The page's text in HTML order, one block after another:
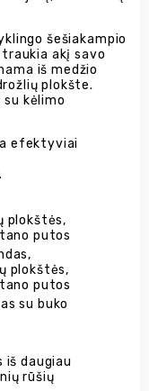
šešiakampio
akį savo
iš medžio
plokšte.
kėlimo
efektyviai
plokštės,
putos
plokštės,
putos
su buko
iš daugiau
rūšių